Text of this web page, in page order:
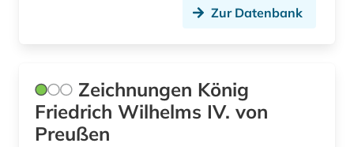
südasien (1)
technik (1)
technische gebäudeausrüstung (2)
Zur Datenbank
Zeichnungen König
Friedrich Wilhelms IV. von
Preußen